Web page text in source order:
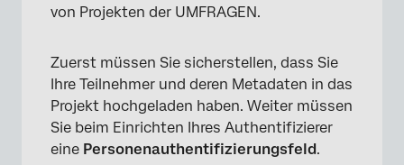
von Projekten der UMFRAGEN.
Zuerst müssen Sie sicherstellen, dass Sie
Ihre Teilnehmer und deren Metadaten in das
Projekt hochgeladen haben. Weiter müssen
Sie beim Einrichten Ihres Authentifizierer
eine Personenauthentifizierungsfeld.